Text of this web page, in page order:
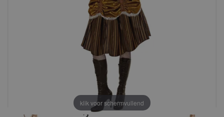
klik voor schermvullend